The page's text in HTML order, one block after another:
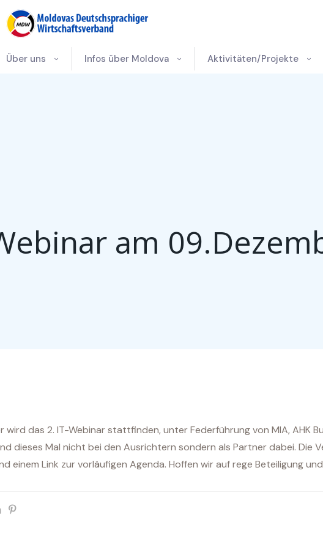
Über uns Infos über Moldova Aktivitäten/Projekte
am
wird das 2. IT-Webinar stattfinden, unter Federführung von MIA, AHK
dieses Mal nicht bei den Ausrichtern sondern als Partner dabei. Die
einem Link zur vorläufigen Agenda. Hoffen wir auf rege Beteiligung